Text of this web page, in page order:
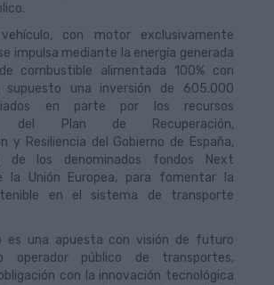
con motor exclusivamente
impulsa mediante la energía generada
combustible alimentada 100% con
supuesto una inversión de 605.000
en parte por los recursos
del Plan de Recuperación,
y Resiliencia del Gobierno de España,
los denominados fondos Next
la Unión Europea, para fomentar la
en el sistema de transporte
es una apuesta con visión de futuro
operador público de transportes,
con la innovación tecnológica